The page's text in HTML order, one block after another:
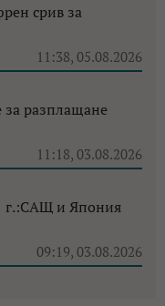
срив за
11:38, 05.08.2026
за разплащане
11:18, 03.08.2026
г.:САЩ и Япония
09:19, 03.08.2026